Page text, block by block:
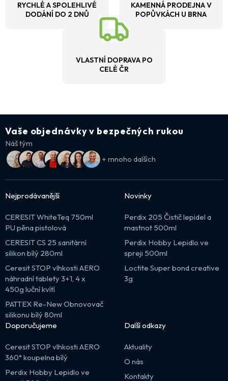
RYCHLÉ A SPOLEHLIVÉ
DODÁNÍ DO 2 DNŮ
KAMENNÁ PRODEJNA V
POPŮVKÁCH U BRNA
VLASTNÍ DOPRAVA PO
CELÉ ČR
Vaše objednávky v bezpečných rukou
Náš tým
+ mnoho dalších
Nejprodávanější
CERESIT WhiteTeq 750ml
PU pěna pistolová
CERESIT CS 25 sanitární
silikon bílý 280ml
Ceresit STOP vlhkosti AERO
náhradní tablety 3+1, 4 x
450g luční kvítí
PATTEX Re-New Obnovovač
silikonu bílý 80ml
Novinky
Perdix 205 Čistič lepidel a
mastnot 500ml
Perdix Hobby Lepidlo ve
spreji 500ml
Loctite Super bond creative
3g
Doporučujeme
Ceresit STOP vlhkosti AERO
360° koupelna bílý
Perdix Hobby Lepidlo ve
Další odkazy
Aktuality
O nás
Kontakty